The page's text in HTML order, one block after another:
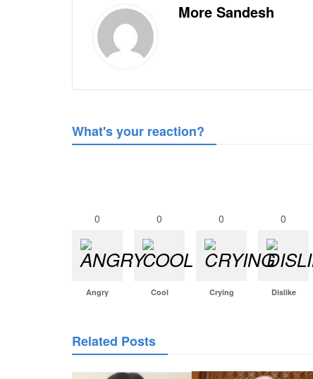
More Sandesh
What's your reaction?
0
Angry
0
Cool
0
Crying
0
Dislike
Related Posts